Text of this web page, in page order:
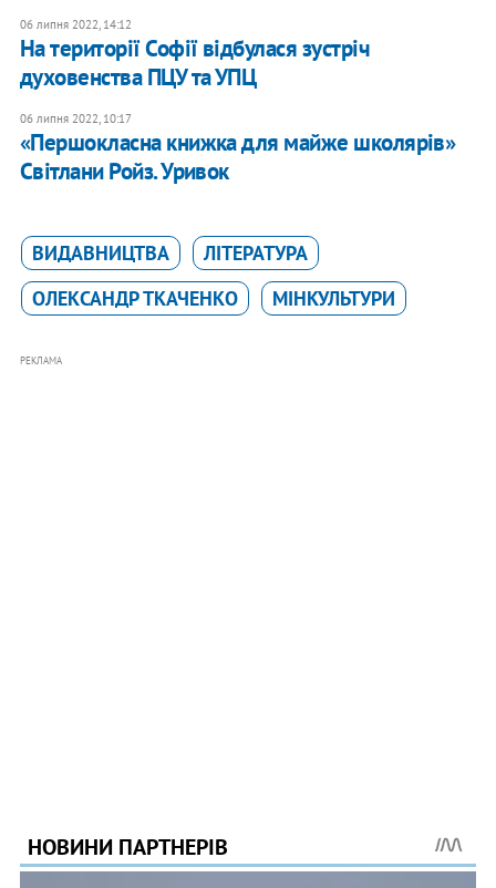
06 липня 2022, 14:12
На території Софії відбулася зустріч
духовенства ПЦУ та УПЦ
06 липня 2022, 10:17
«Першокласна книжка для майже школярів»
Світлани Ройз. Уривок
ВИДАВНИЦТВА
ЛІТЕРАТУРА
ОЛЕКСАНДР ТКАЧЕНКО
МІНКУЛЬТУРИ
РЕКЛАМА